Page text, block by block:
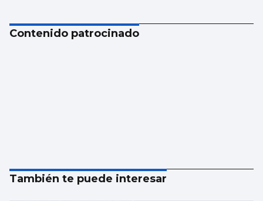
Contenido patrocinado
También te puede interesar